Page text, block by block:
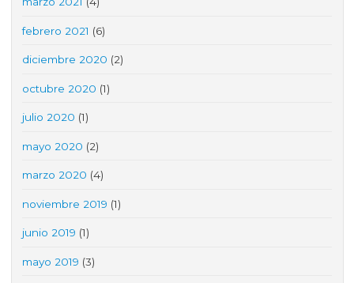
febrero 2021 (6)
diciembre 2020 (2)
octubre 2020 (1)
julio 2020 (1)
mayo 2020 (2)
marzo 2020 (4)
noviembre 2019 (1)
junio 2019 (1)
mayo 2019 (3)